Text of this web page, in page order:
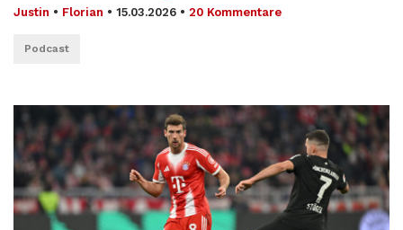
Justin • Florian • 15.03.2026 • 20 Kommentare
Podcast